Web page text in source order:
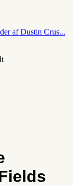
af Dustin Crus...